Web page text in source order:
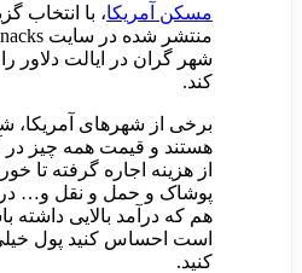
مسکن آمریکا، با انتخاب
شهر گران در ایالت دلاور
کند.
برخی از شهرهای آمریکا،
هستند و قیمت همه چیز در
از هزینه اجاره گرفته تا
پوشاک و حمل و نقل و… در
هم که درآمد بالایی داشته
است احساس کنید پول
کنید.